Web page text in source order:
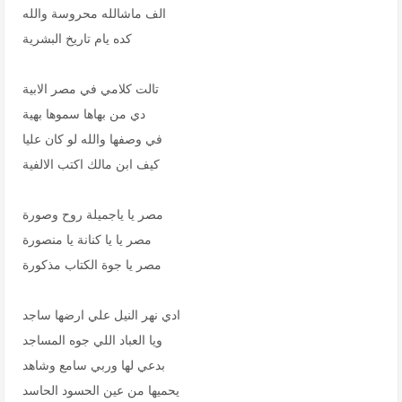
الف ماشالله محروسة والله
كده يام تاريخ البشرية
تالت كلامي في مصر الابية
دي من بهاها سموها بهية
في وصفها والله لو كان عليا
كيف ابن مالك اكتب الالفية
مصر يا ياجميلة روح وصورة
مصر يا يا كنانة يا منصورة
مصر يا جوة الكتاب مذكورة
ادي نهر النيل علي ارضها ساجد
ويا العباد اللي جوه المساجد
بدعي لها وربي سامع وشاهد
يحميها من عين الحسود الحاسد